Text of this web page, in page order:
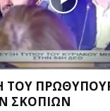
ΣΚΟΠΊΩΝ